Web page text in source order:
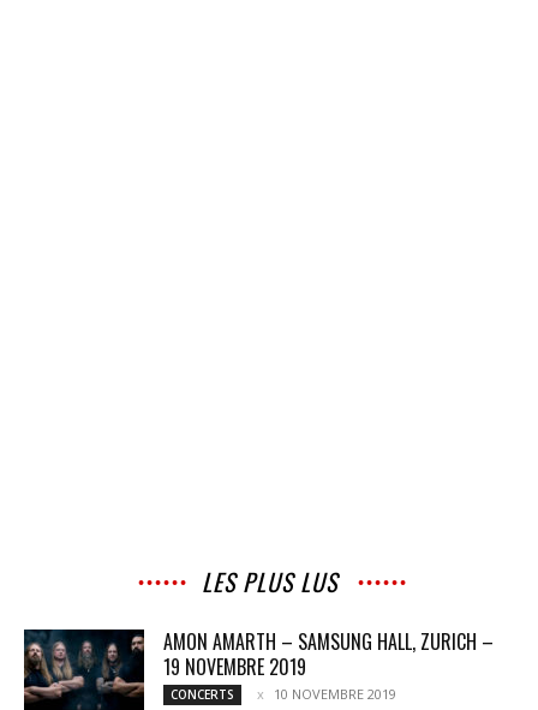
LES PLUS LUS
AMON AMARTH – SAMSUNG HALL, ZURICH –
19 NOVEMBRE 2019
CONCERTS 10 NOVEMBRE 2019